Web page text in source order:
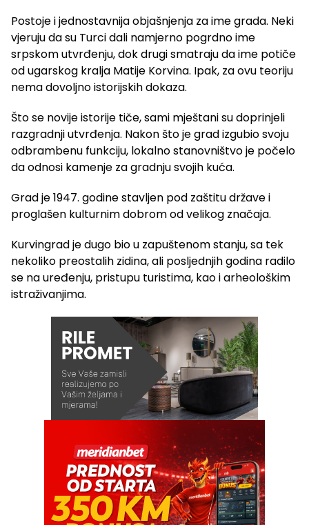
Postoje i jednostavnija objašnjenja za ime grada. Neki
vjeruju da su Turci dali namjerno pogrdno ime
srpskom utvrđenju, dok drugi smatraju da ime potiče
od ugarskog kralja Matije Korvina. Ipak, za ovu teoriju
nema dovoljno istorijskih dokaza.
Što se novije istorije tiče, sami mještani su doprinjeli
razgradnji utvrđenja. Nakon što je grad izgubio svoju
odbrambenu funkciju, lokalno stanovništvo je počelo
da odnosi kamenje za gradnju svojih kuća.
Grad je 1947. godine stavljen pod zaštitu države i
proglašen kulturnim dobrom od velikog značaja.
Kurvingrad je dugo bio u zapuštenom stanju, sa tek
nekoliko preostalih zidina, ali posljednjih godina radilo
se na uređenju, pristupu turistima, kao i arheološkim
istraživanjima.